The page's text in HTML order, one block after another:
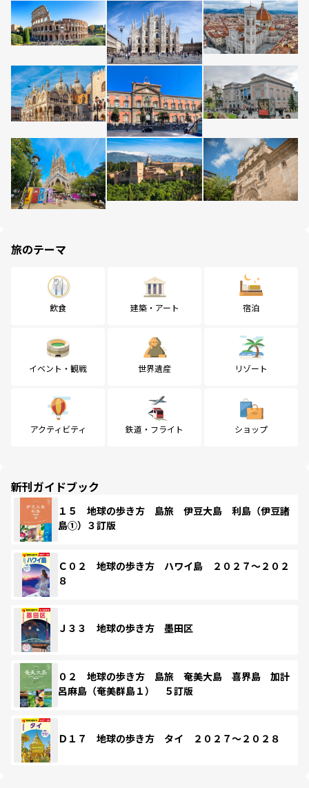
旅のテーマ
飲食 建築・アート 宿泊
イベント・観戦 世界遺産 リゾート
アクティビティ 鉄道・フライト ショップ
新刊ガイドブック
１５ 地球の歩き方 島旅 伊豆大島 利島（伊豆諸
島①）３訂版
Ｃ０２ 地球の歩き方 ハワイ島 ２０２７～２０２
８
Ｊ３３ 地球の歩き方 墨田区
０２ 地球の歩き方 島旅 奄美大島 喜界島 加計
呂麻島（奄美群島１） ５訂版
Ｄ１７ 地球の歩き方 タイ ２０２７～２０２８